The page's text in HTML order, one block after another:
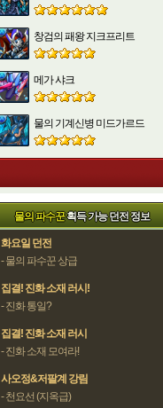
창검의 패왕 지크프리트
메가 샤크
물의 기계신병 미드가르드
물의 파수꾼획득 가능 던전 정보
화요일 던전
- 물의 파수꾼 상급
집결! 진화 소재 러시!
- 진화 통일?
집결! 진화 소재 러시
- 진화 소재 모여라!
사오정&저팔계 강림
- 천요선 (지옥급)